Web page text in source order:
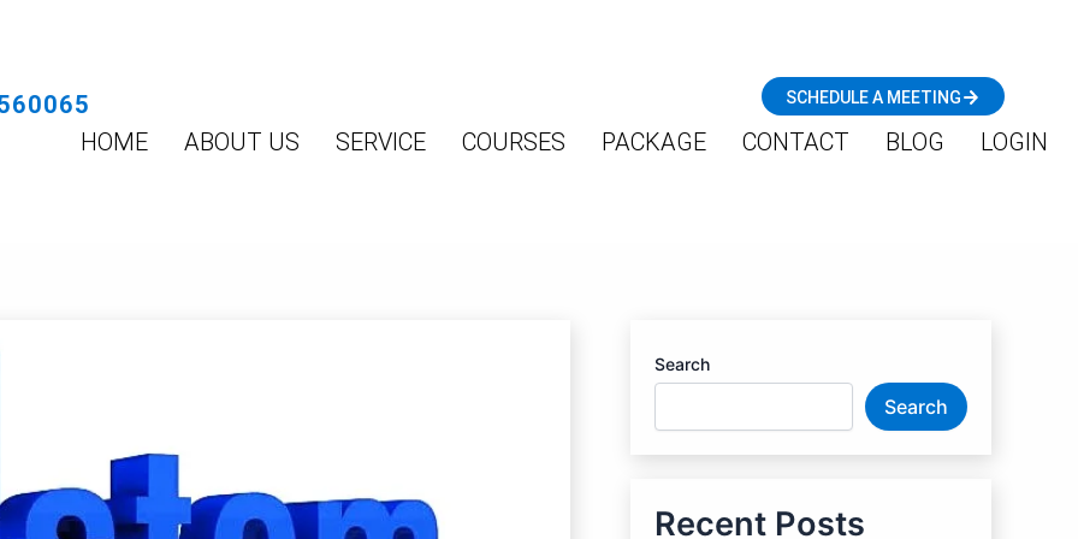
SCHEDULE A MEETING
HOME ABOUT US SERVICE COURSES PACKAGE CONTACT BLOG LOGIN
Search
Search
Recent Posts